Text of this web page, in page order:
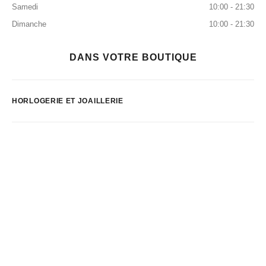
Samedi
10:00 - 21:30
Dimanche
10:00 - 21:30
DANS VOTRE BOUTIQUE
HORLOGERIE ET JOAILLERIE